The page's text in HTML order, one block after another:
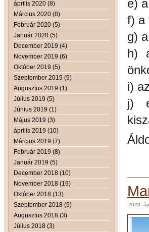
április 2020 (8)
Március 2020 (8)
Február 2020 (5)
Január 2020 (5)
December 2019 (4)
November 2019 (6)
Október 2019 (5)
Szeptember 2019 (9)
Augusztus 2019 (1)
Július 2019 (5)
Június 2019 (1)
Május 2019 (3)
április 2019 (10)
Március 2019 (7)
Február 2019 (8)
Január 2019 (5)
December 2018 (10)
November 2018 (19)
Október 2018 (13)
Szeptember 2018 (9)
Augusztus 2018 (3)
Július 2018 (3)
e)
f) a
g)
h)
i)
j)
2020.